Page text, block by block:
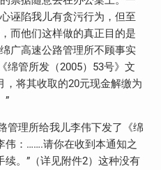
诬陷我儿有贪污行为，但至
而他们这样做的真正目的是
广高速公路管理所不顾事实
绵管所发（2005）53号》文
将其收取的20元现金解缴为
”
管理所给我儿李伟下发了《绵
伟：…….请你在收到本通知之
。”（详见附件2）这种没有